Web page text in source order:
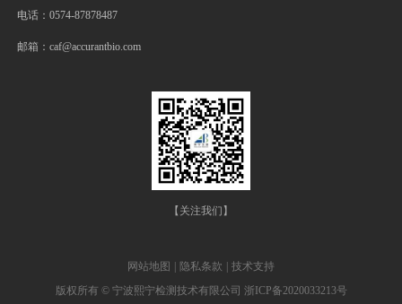
电话：0574-87878487
邮箱：caf@accurantbio.com
【关注我们】
版权所有 © 宁波熙宁检测技术有限公司 浙ICP备2020033213号
网站地图 隐私条款 技术支持